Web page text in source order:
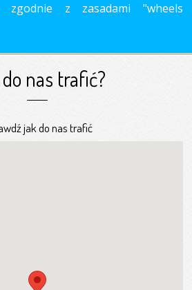
z zasadami "wheels
nas trafić?
jak do nas trafić